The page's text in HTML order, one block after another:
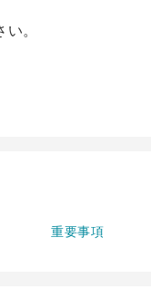
。
重要事項